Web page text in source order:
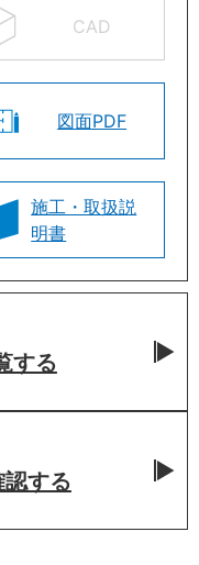
CAD
図面PDF
施工・取扱説
明書
する
認する